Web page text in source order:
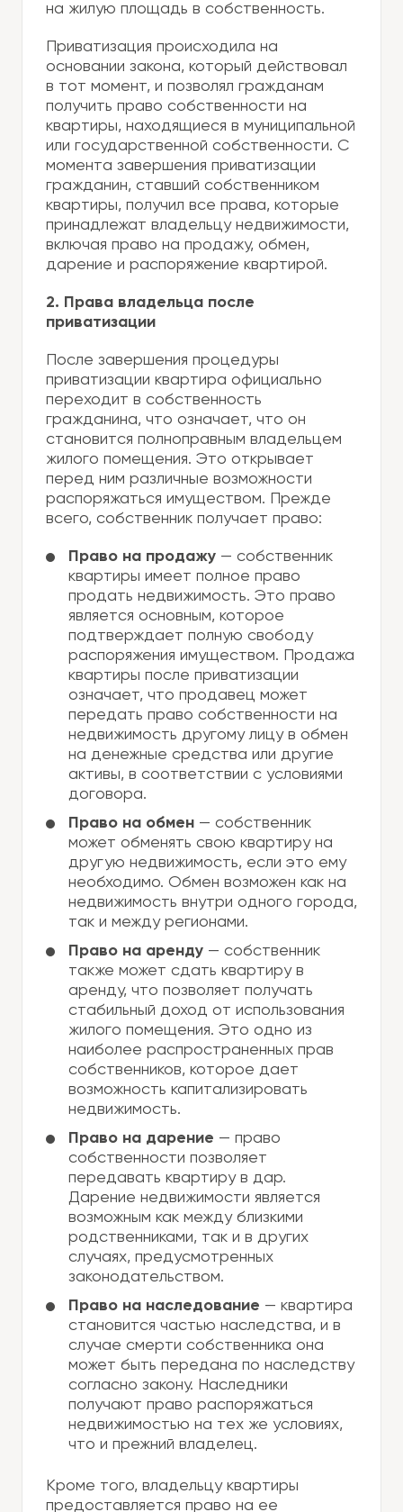
на жилую площадь в собственность.
Приватизация происходила на
основании закона, который действовал
в тот момент, и позволял гражданам
получить право собственности на
квартиры, находящиеся в муниципальной
или государственной собственности. С
момента завершения приватизации
гражданин, ставший собственником
квартиры, получил все права, которые
принадлежат владельцу недвижимости,
включая право на продажу, обмен,
дарение и распоряжение квартирой.
2. Права владельца после
приватизации
После завершения процедуры
приватизации квартира официально
переходит в собственность
гражданина, что означает, что он
становится полноправным владельцем
жилого помещения. Это открывает
перед ним различные возможности
распоряжаться имуществом. Прежде
всего, собственник получает право:
Право на продажу — собственник
квартиры имеет полное право
продать недвижимость. Это право
является основным, которое
подтверждает полную свободу
распоряжения имуществом. Продажа
квартиры после приватизации
означает, что продавец может
передать право собственности на
недвижимость другому лицу в обмен
на денежные средства или другие
активы, в соответствии с условиями
договора.
Право на обмен — собственник
может обменять свою квартиру на
другую недвижимость, если это ему
необходимо. Обмен возможен как на
недвижимость внутри одного города,
так и между регионами.
Право на аренду — собственник
также может сдать квартиру в
аренду, что позволяет получать
стабильный доход от использования
жилого помещения. Это одно из
наиболее распространенных прав
собственников, которое дает
возможность капитализировать
недвижимость.
Право на дарение — право
собственности позволяет
передавать квартиру в дар.
Дарение недвижимости является
возможным как между близкими
родственниками, так и в других
случаях, предусмотренных
законодательством.
Право на наследование — квартира
становится частью наследства, и в
случае смерти собственника она
может быть передана по наследству
согласно закону. Наследники
получают право распоряжаться
недвижимостью на тех же условиях,
что и прежний владелец.
Кроме того, владельцу квартиры
предоставляется право на ее